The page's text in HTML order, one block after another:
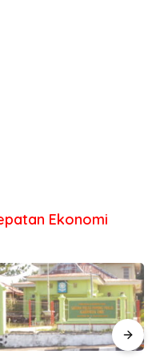
Ekonomi